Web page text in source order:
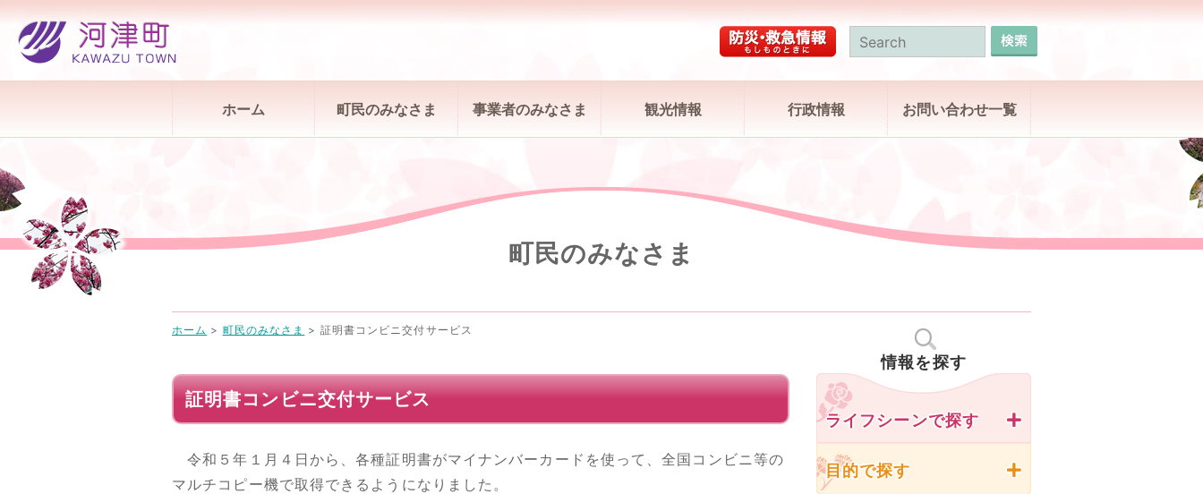
ホーム 町民のみなさま 事業者のみなさま 観光情報 行政情報 お問い合わせ一覧
町民のみなさま
情報を探す
ライフシーンで探す
目的で探す
ホーム > 町民のみなさま > 証明書コンビニ交付サービス
証明書コンビニ交付サービス
令和５年１月４日から、各種証明書がマイナンバーカードを使って、全国コンビニ等の
マルチコピー機で取得できるようになりました。